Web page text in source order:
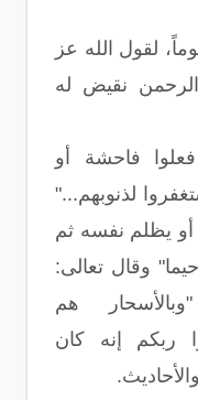
لقول الله عز
نقيض له
فاحشة أو
لذنوبهم..."
يظلم نفسه ثم
وقال تعالى:
هم
ربكم إنه كان